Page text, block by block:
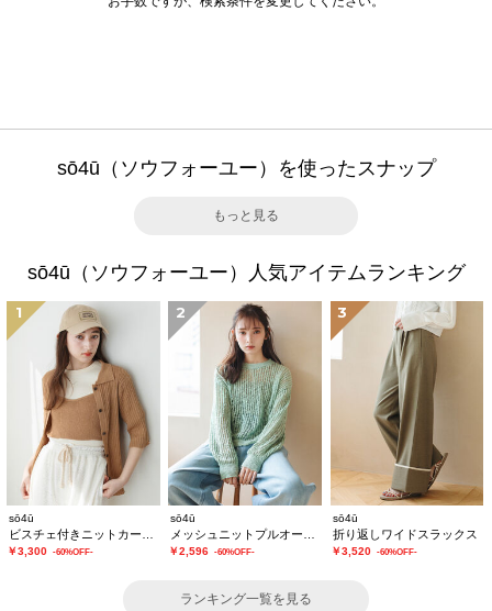
sō4ū（ソウフォーユー）を使ったスナップ
もっと見る
sō4ū（ソウフォーユー）人気アイテムランキング
1
sō4ū
￥3,300 -60%OFF-
2
sō4ū
￥2,596 -60%OFF-
3
sō4ū
折り返しワイドスラックス
￥3,520 -60%OFF-
ランキング一覧を見る